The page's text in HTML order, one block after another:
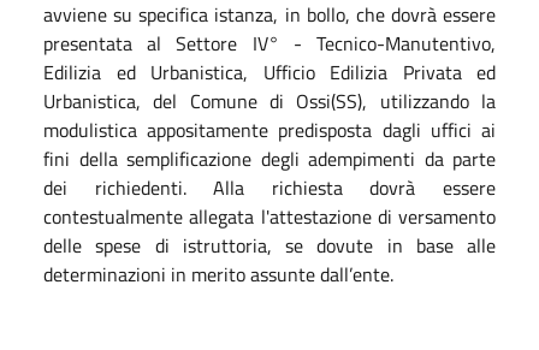
avviene su specifica istanza, in bollo, che dovrà essere
presentata al Settore IV° - Tecnico-Manutentivo,
Edilizia ed Urbanistica, Ufficio Edilizia Privata ed
Urbanistica, del Comune di Ossi(SS), utilizzando la
modulistica appositamente predisposta dagli uffici ai
fini della semplificazione degli adempimenti da parte
dei richiedenti. Alla richiesta dovrà essere
contestualmente allegata l'attestazione di versamento
delle spese di istruttoria, se dovute in base alle
determinazioni in merito assunte dall’ente.